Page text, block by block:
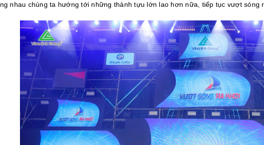
nhau chúng ta hướng tới những thành tựu lớn lao hơn nữa, tiếp tục vượt sóng